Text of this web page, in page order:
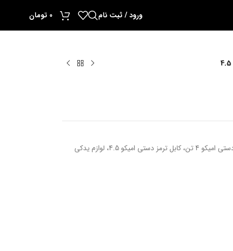
ورود / ثبت نام 0 تومان
سیم ترمز دستی امیکو 4.5، سیم ترمز دستی امیکو 4 تن، کابل ترمز دستی امیکو 4.5، لوازم یدکی